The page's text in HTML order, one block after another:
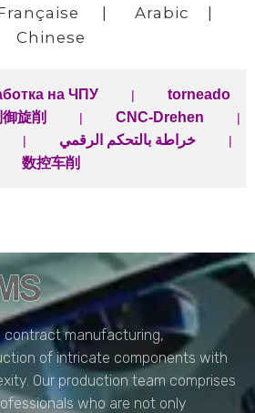
| Arabic |
Chinese
на ЧПУ |
torneado
旋削 | CNC-Drehen |
| خراطة بالتحكم الرقمي |
数控车削
contract manufacturing,
of intricate components with
Our production team comprises
who are not only